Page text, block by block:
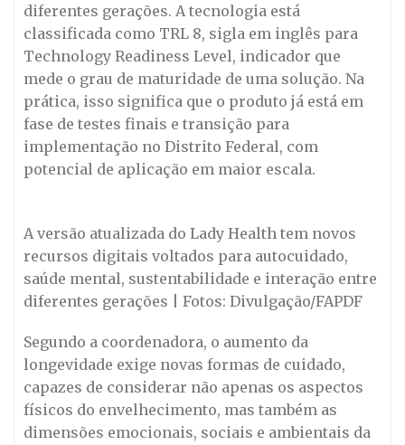
diferentes gerações. A tecnologia está
classificada como TRL 8, sigla em inglês para
Technology Readiness Level, indicador que
mede o grau de maturidade de uma solução. Na
prática, isso significa que o produto já está em
fase de testes finais e transição para
implementação no Distrito Federal, com
potencial de aplicação em maior escala.
A versão atualizada do Lady Health tem novos
recursos digitais voltados para autocuidado,
saúde mental, sustentabilidade e interação entre
diferentes gerações | Fotos: Divulgação/FAPDF
Segundo a coordenadora, o aumento da
longevidade exige novas formas de cuidado,
capazes de considerar não apenas os aspectos
físicos do envelhecimento, mas também as
dimensões emocionais, sociais e ambientais da